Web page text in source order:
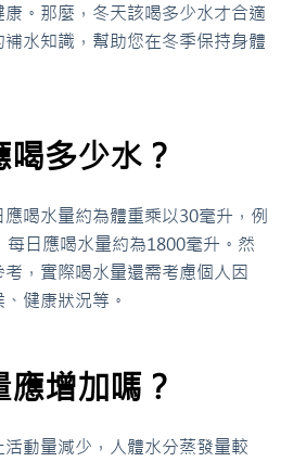
。那麼，冬天該喝多少水才合適
水知識，幫助您在冬季保持身體
多少水？
喝水量約為體重乘以30毫升，例
每日應喝水量約為1800毫升。然
，實際喝水量還需考慮個人因
健康狀況等。
增加嗎？
動量減少，人體水分蒸發量較